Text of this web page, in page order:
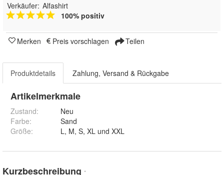
Verkäufer: Alfashirt
100% positiv
Merken Preis vorschlagen Teilen
Produktdetails Zahlung, Versand & Rückgabe
Artikelmerkmale
Zustand:
Neu
Farbe:
Sand
Größe: L, M, S, XL und XXL
Kurzbeschreibung *